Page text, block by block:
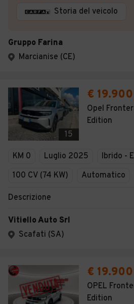
Storia del veicolo
Gruppo Farina
Marcianise (CE)
15
€ 19.900
Opel
Edition
KM 0 Luglio 2025
Ibrido -
100 CV (74 KW)
Automatico
Descrizione
Vitiello Auto Srl
Scafati (SA)
€ 19.900
OPEL
Edition